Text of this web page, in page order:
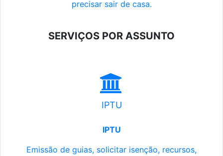
precisar sair de casa.
SERVIÇOS POR ASSUNTO
IPTU
IPTU
Emissão de guias, solicitar isenção, recursos,